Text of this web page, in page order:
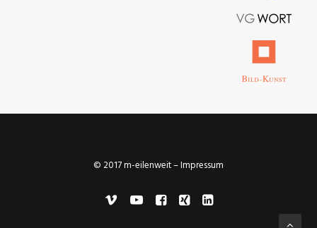
© 2017 m-eilenweit –Impressum